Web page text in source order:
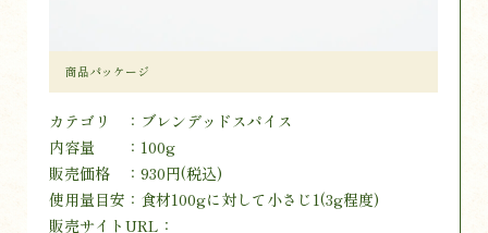
商品パッケージ
カテゴリ ：ブレンデッドスパイス
内容量 ：100g
販売価格 ：930円(税込)
使用量目安：食材100gに対して小さじ1(3g程度)
販売サイトURL：